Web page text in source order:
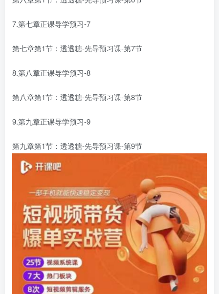
7.第七章正课导学预习-7
第七章第1节：透透糖-先导预习课-第7节
8.第八章正课导学预习-8
第八章第1节：透透糖-先导预习课-第8节
9.第九章正课导学预习-9
第九章第1节：透透糖-先导预习课-第9节